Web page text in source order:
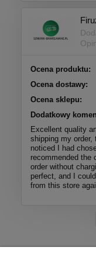
Ocena produktu:
Ocena dostawy:
Ocena sklepu:
Dodatkowy
Excellent quality
shipping my
noticed I had
recommended the
order without
perfect, and I
from this store